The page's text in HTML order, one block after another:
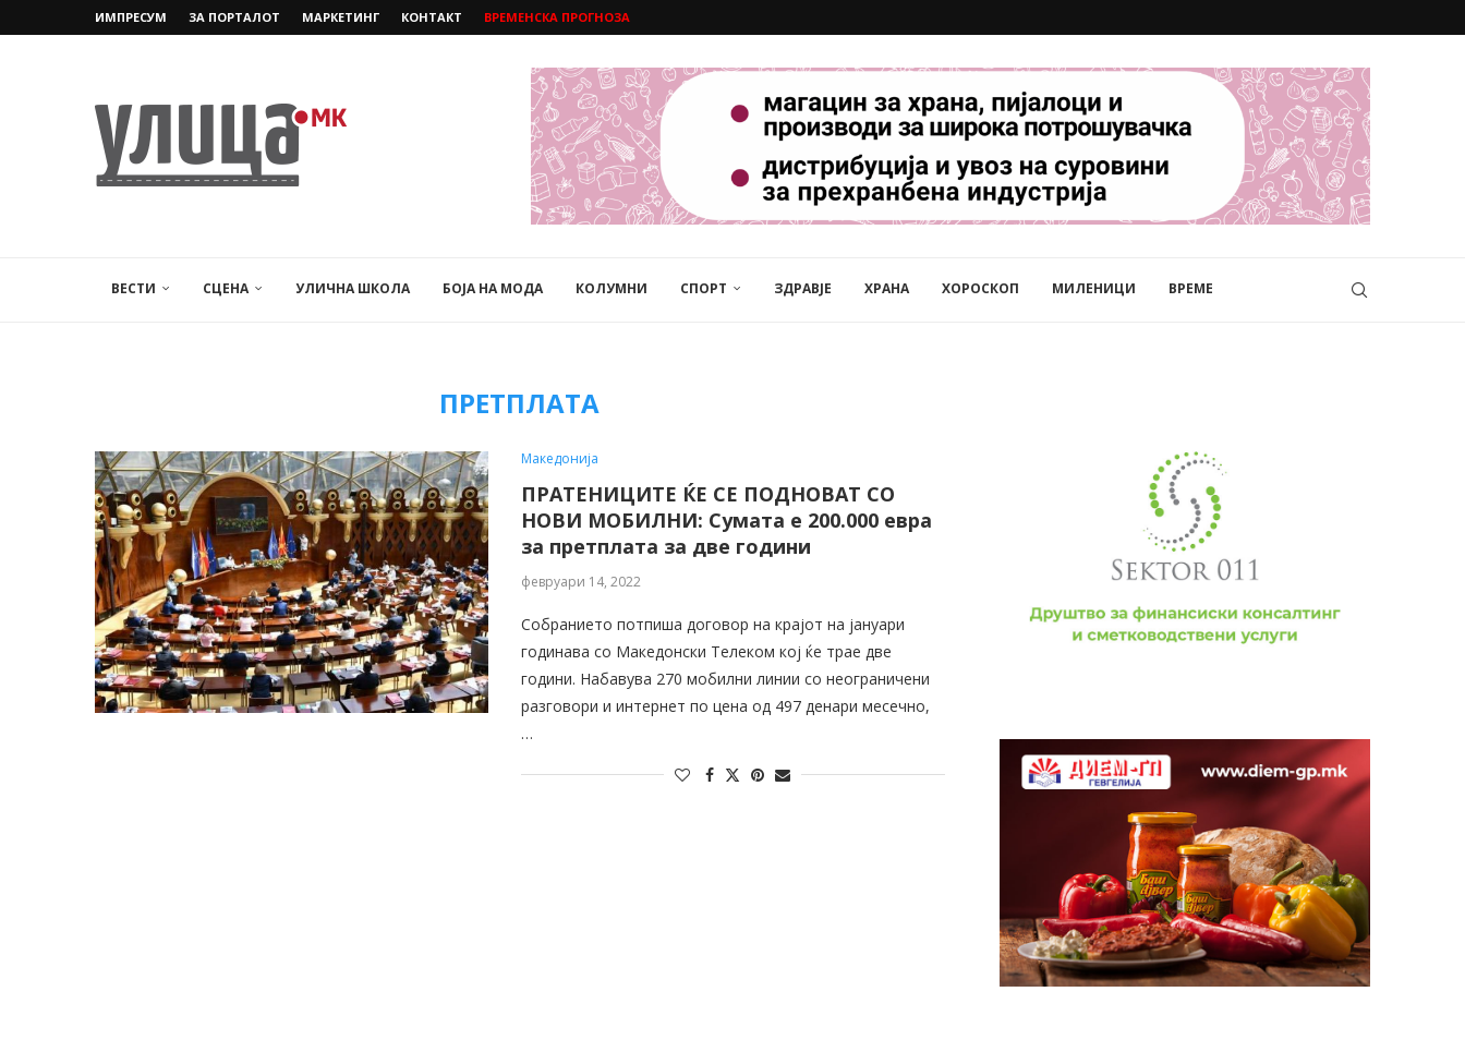
ИМПРЕСУМ ЗА ПОРТАЛОТ МАРКЕТИНГ КОНТАКТ ВРЕМЕНСКА ПРОГНОЗА
ВЕСТИ СЦЕНА УЛИЧНА ШКОЛА БОЈА НА МОДА КОЛУМНИ СПОРТ ЗДРАВЈЕ ХРАНА ХОРОСКОП МИЛЕНИЦИ ВРЕМЕ
ПРЕТПЛАТА
Македонија
ПРАТЕНИЦИТЕ ЌЕ СЕ ПОДНОВАТ СО
НОВИ МОБИЛНИ: Сумата е 200.000 евра
за претплата за две години
февруари 14, 2022
Собранието потпиша договор на крајот на јануари
годинава со Македонски Телеком кој ќе трае две
години. Набавува 270 мобилни линии со неограничени
разговори и интернет по цена од 497 денари месечно,
…